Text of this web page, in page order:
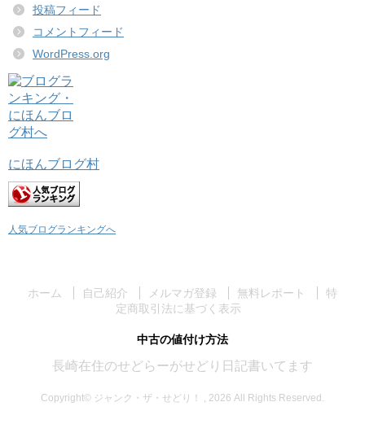
投稿フィード
コメントフィード
WordPress.org
にほんブログ村
人気ブログランキングへ
ホーム 自己紹介 メルマガ登録 無料レポート
特
定商取引法に基づく表示
中古の値付け方法
長崎在住のせどらーがせどり日記書いてます
Copyright© ジャンク・ザ・せどり！ , 2026 All Rights Reserved.